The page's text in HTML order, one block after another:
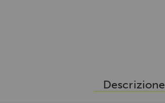
Descrizione